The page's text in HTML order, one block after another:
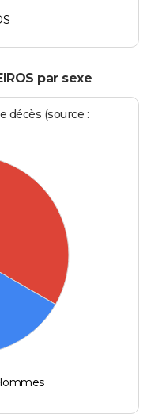
par sexe
décès (source :